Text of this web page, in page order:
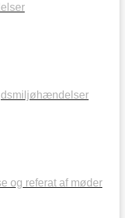
og referat af møder